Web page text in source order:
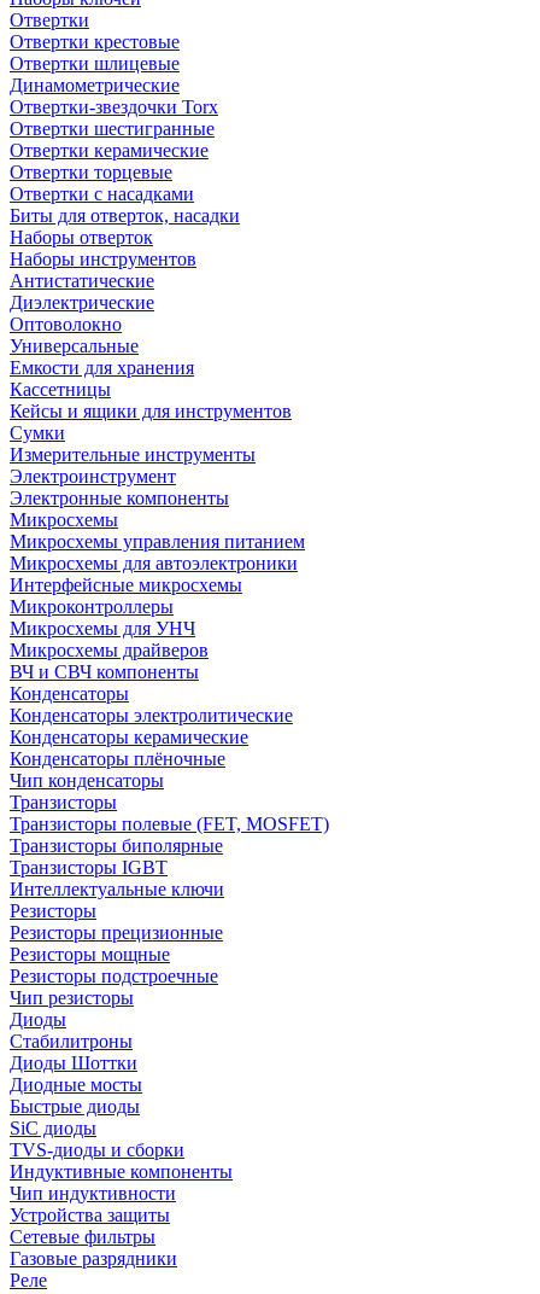
Отвертки
Отвертки крестовые
Отвертки шлицевые
Динамометрические
Отвертки-звездочки Torx
Отвертки шестигранные
Отвертки керамические
Отвертки торцевые
Отвертки с насадками
Биты для отверток, насадки
Наборы отверток
Наборы инструментов
Антистатические
Диэлектрические
Оптоволокно
Универсальные
Емкости для хранения
Кассетницы
Кейсы и ящики для инструментов
Сумки
Измерительные инструменты
Электроинструмент
Электронные компоненты
Микросхемы
Микросхемы управления питанием
Микросхемы для автоэлектроники
Интерфейсные микросхемы
Микроконтроллеры
Микросхемы для УНЧ
Микросхемы драйверов
ВЧ и СВЧ компоненты
Конденсаторы
Конденсаторы электролитические
Конденсаторы керамические
Конденсаторы плёночные
Чип конденсаторы
Транзисторы
Транзисторы полевые (FET, MOSFET)
Транзисторы биполярные
Транзисторы IGBT
Интеллектуальные ключи
Резисторы
Резисторы прецизионные
Резисторы мощные
Резисторы подстроечные
Чип резисторы
Диоды
Стабилитроны
Диоды Шоттки
Диодные мосты
Быстрые диоды
SiC диоды
TVS-диоды и сборки
Индуктивные компоненты
Чип индуктивности
Устройства защиты
Сетевые фильтры
Газовые разрядники
Реле